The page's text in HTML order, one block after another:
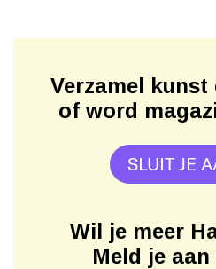
Verzamel kunst
of word
SLUIT JE
Wil je meer
Meld je